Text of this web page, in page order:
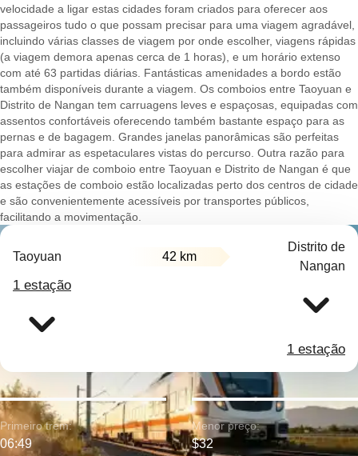
velocidade a ligar estas cidades foram criados para oferecer aos
passageiros tudo o que possam precisar para uma viagem agradável,
incluindo várias classes de viagem por onde escolher, viagens rápidas
(a viagem demora apenas cerca de 1 horas), e um horário extenso
com até 63 partidas diárias. Fantásticas amenidades a bordo estão
também disponíveis durante a viagem. Os comboios entre Taoyuan e
Distrito de Nangan tem carruagens leves e espaçosas, equipadas com
assentos confortáveis oferecendo também bastante espaço para as
pernas e de bagagem. Grandes janelas panorâmicas são perfeitas
para admirar as espetaculares vistas do percurso. Outra razão para
escolher viajar de comboio entre Taoyuan e Distrito de Nangan é que
as estações de comboio estão localizadas perto dos centros de cidade
e são convenientemente acessíveis por transportes públicos,
facilitando a movimentação.
Taoyuan 42 km
Distrito de
Nangan
1 estação
1 estação
Primeiro trem:
06:49
Menor preço:
$32